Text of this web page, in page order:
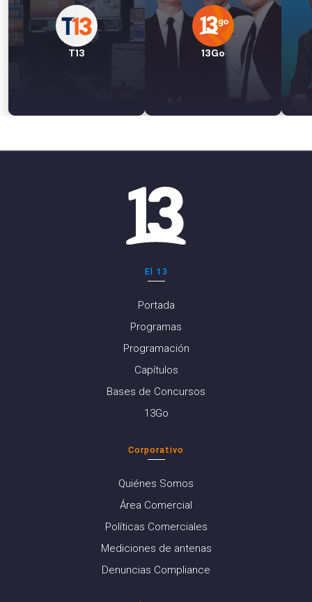
T13 13Go
El 13
Portada
Programas
Programación
Capítulos
Bases de Concursos
13Go
Corporativo
Quiénes Somos
Área Comercial
Políticas Comerciales
Mediciones de antenas
Denuncias Compliance